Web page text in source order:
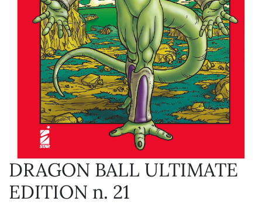
DRAGON BALL ULTIMATE
EDITION n. 21